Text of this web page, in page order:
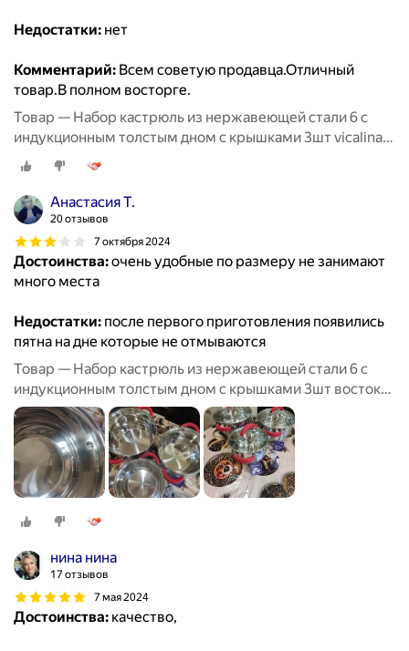
Недостатки: нет
Комментарий: Всем советую продавца.Отличный
товар.В полном восторге.
Товар — Набор кастрюль из нержавеющей стали 6 с
индукционным толстым дном с крышками 3шт vicalina
из нержавейки для приготовлени
Анастасия Т.
20 отзывов
7 октября 2024
Достоинства:очень удобные по размеру не занимают
много места
Недостатки: после первого приготовления появились
пятна на дне которые не отмываются
Товар — Набор кастрюль из нержавеющей стали 6 с
индукционным толстым дном с крышками 3шт восток
из нержавейки для приготовлени
нина нина
17 отзывов
7 мая 2024
Достоинства: качество,